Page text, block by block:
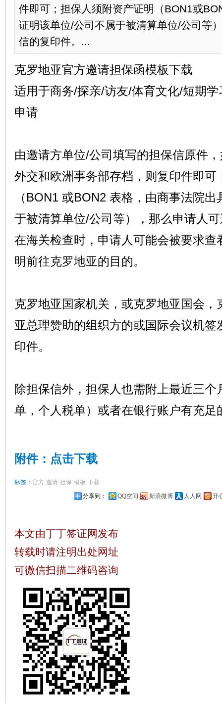
件即可；担保人须附资产证明（BON1或
证明该单位/公司不属于被清算单位/公司等
信的复印件。...
克罗地亚官方邀请担保函模板下载
适用于商务/探亲/访友/体育文化/短期
申请
由邀请方单位/公司填写的担保信原件
外交和欧洲事务部存档，则复印件即可
（BON1 或BON2 表格，由商事法院
于被清算单位/公司等），那么申请人
在海关检查时，申请人可能会被要求查
明前往克罗地亚的目的。
克罗地亚国家机关，或克罗地亚国会，
亚总理赞助的组织方的或国际会议机签
印件。
除担保信外，担保人也需附上最近三个
单，个人税单）或者在银行账户有充足
附件：点击下载
标签： 官方 邀请 担保 模板 下载
分享到：
QQ空间 新浪微博 人人网 开
本文由丁丁签证网发布
转载时请注明出处网址
可微信扫描二维码咨询